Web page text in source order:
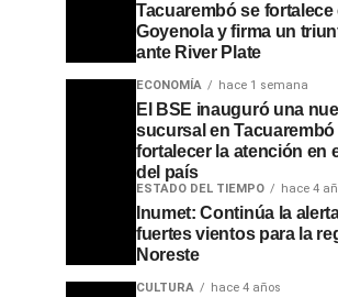
Tacuarembó se fortalece
Goyenola y firma un
ante River Plate
ECONOMÍA hace 1 semana
El BSE inauguró una
sucursal en Tacuarembó
fortalecer la atención en
del país
ESTADO DEL TIEMPO hace 4
Inumet: Continúa la
fuertes vientos para la
Noreste
CULTURA hace 4 años